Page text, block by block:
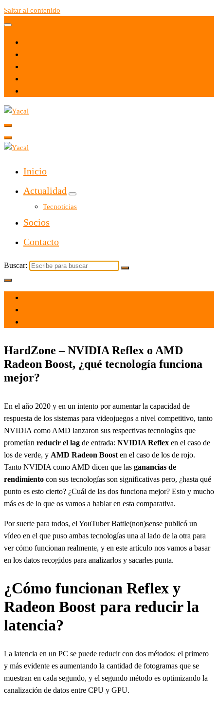
Saltar al contenido
Yacal micro hosting
Inicio
Actualidad
Tecnoticias
Socios
Contacto
Buscar:
HardZone – NVIDIA Reflex o AMD
Radeon Boost, ¿qué tecnología funciona
mejor?
En el año 2020 y en un intento por aumentar la capacidad de
respuesta de los sistemas para videojuegos a nivel competitivo, tanto
NVIDIA como AMD lanzaron sus respectivas tecnologías que
prometían reducir el lag de entrada: NVIDIA Reflex en el caso de
los de verde, y AMD Radeon Boost en el caso de los de rojo.
Tanto NVIDIA como AMD dicen que las ganancias de
rendimiento con sus tecnologías son significativas pero, ¿hasta qué
punto es esto cierto? ¿Cuál de las dos funciona mejor? Esto y mucho
más es de lo que os vamos a hablar en esta comparativa.
Por suerte para todos, el YouTuber Battle(non)sense publicó un
vídeo en el que puso ambas tecnologías una al lado de la otra para
ver cómo funcionan realmente, y en este artículo nos vamos a basar
en los datos recogidos para analizarlos y sacarles punta.
¿Cómo funcionan Reflex y
Radeon Boost para reducir la
latencia?
La latencia en un PC se puede reducir con dos métodos: el primero
y más evidente es aumentando la cantidad de fotogramas que se
muestran en cada segundo, y el segundo método es optimizando la
canalización de datos entre CPU y GPU.